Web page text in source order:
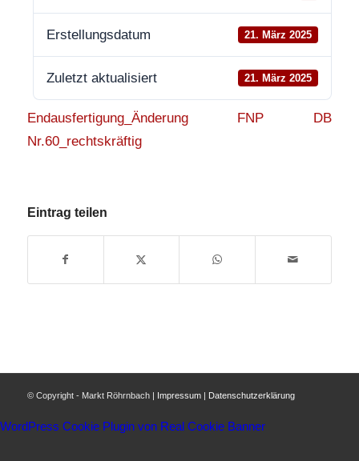
Erstellungsdatum 21. März 2025
Zuletzt aktualisiert 21. März 2025
Endausfertigung_Änderung FNP DB
Nr.60_rechtskräftig
Eintrag teilen
© Copyright - Markt Röhrnbach | Impressum| Datenschutzerklärung
WordPress Cookie Plugin von Real Cookie Banner